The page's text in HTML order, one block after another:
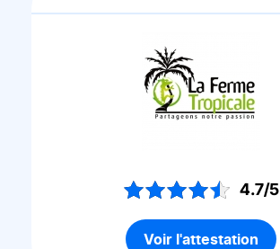
4.7/5
Voir l'attestation